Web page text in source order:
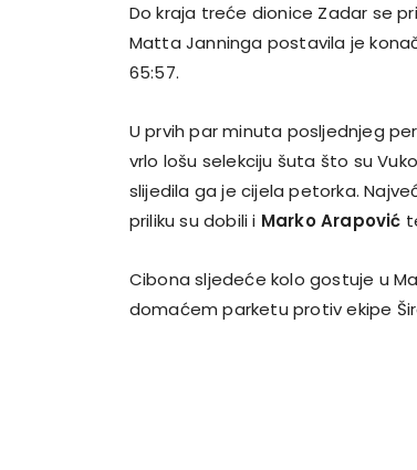
Do kraja treće dionice Zadar se
Matta Janninga postavila je
65:57.
U prvih par minuta posljednjeg
vrlo lošu selekciju šuta što su
slijedila ga je cijela petorka.
priliku su dobili i Marko Arapović
Cibona sljedeće kolo gostuje u
domaćem parketu protiv ekipe